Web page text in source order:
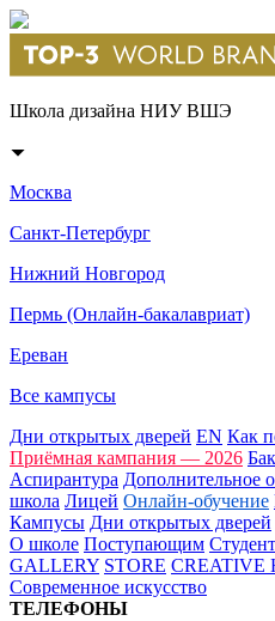
Школа дизайна НИУ ВШЭ
Москва
Санкт-Петербург
Нижний Новгород
Пермь (Онлайн-бакалавриат)
Ереван
Все кампусы
Дни открытых дверей EN Как
Приёмная кампания — 2026
Аспирантура Дополнительное
школа Лицей Онлайн-обучение
Кампусы Дни открытых дверей
О школе Поступающим
GALLERY STORE CREATIVE
Современное искусство
ТЕЛЕФОНЫ